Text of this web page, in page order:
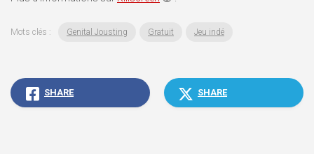
Mots clés : Genital Jousting Gratuit Jeu indé
SHARE SHARE